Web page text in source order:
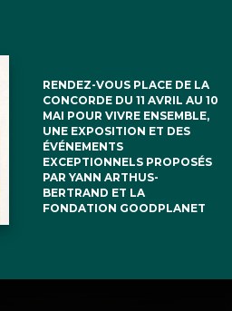
RENDEZ-VOUS PLACE DE LA
CONCORDE DU 11 AVRIL AU 10
MAI POUR VIVRE ENSEMBLE,
UNE EXPOSITION ET DES
ÉVÉNEMENTS
EXCEPTIONNELS PROPOSÉS
PAR YANN ARTHUS-
BERTRAND ET LA
FONDATION GOODPLANET